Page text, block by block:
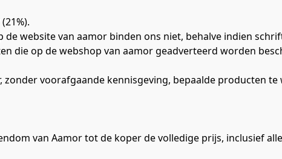
de website van aamor binden ons niet, behalve indien
die op de webshop van aamor geadverteerd worden
zonder voorafgaande kennisgeving, bepaalde producten
van Aamor tot de koper de volledige prijs, inclusief